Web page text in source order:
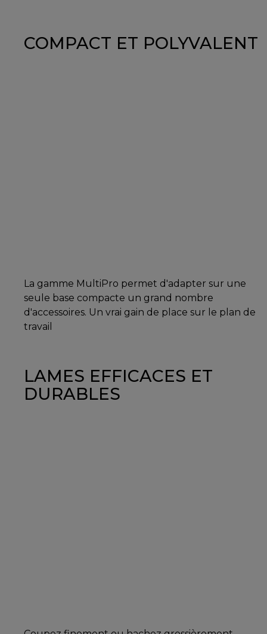
COMPACT ET POLYVALENT
La gamme MultiPro permet d'adapter sur une
seule base compacte un grand nombre
d'accessoires. Un vrai gain de place sur le plan de
travail
LAMES EFFICACES ET
DURABLES